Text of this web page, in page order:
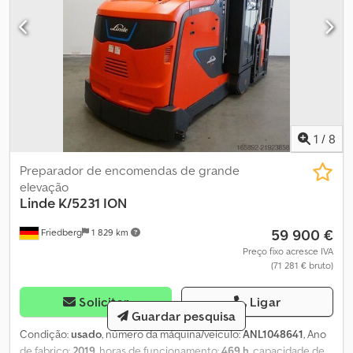
1 / 8
Friedberg 1 829 km
Preparador de encomendas de grande
elevação
Linde K/5231 ION
59 900 €
Preço fixo acresce IVA
(71 281 € bruto)
Solicitar Ligar
Condição:usado, número da máquina/veículo:ANL1048641, Ano
Guardar pesquisa